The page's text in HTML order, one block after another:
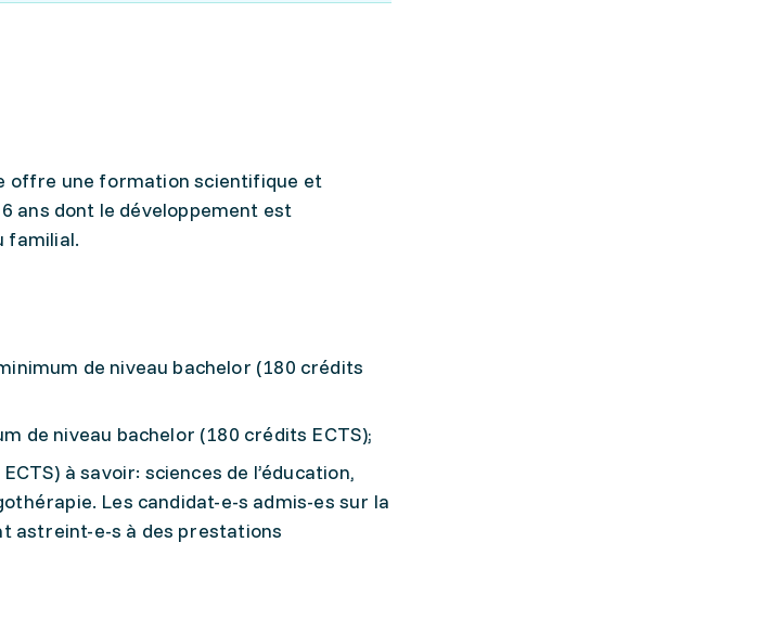
offre une formation scientifique et
ans dont le développement est
familial.
de niveau bachelor (180 crédits
de niveau bachelor (180 crédits ECTS);
à savoir: sciences de l’éducation,
Les candidat-e-s admis-es sur la
astreint-e-s à des prestations